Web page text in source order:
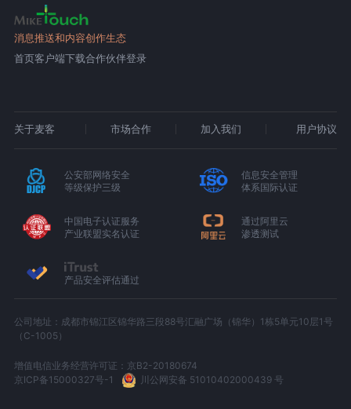
消息推送和内容创作生态
首页客户端下载合作伙伴登录
关于麦客 市场合作 加入我们 用户协议
公安部网络安全
等级保护三级
信息安全管理
体系国际认证
中国电子认证服务
产业联盟实名认证
通过阿里云
渗透测试
产品安全评估通过
公司地址：成都市锦江区锦华路三段88号汇融广场（锦华）1栋5单元10层1号
（C-1005）
增值电信业务经营许可证：京B2-20180674
京ICP备15000327号-1
川公网安备 51010402000439 号